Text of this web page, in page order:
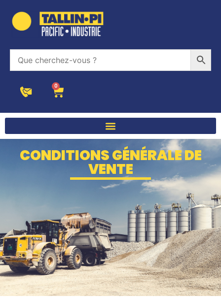
0
CONDITIONS GÉNÉRALE DE
VENTE